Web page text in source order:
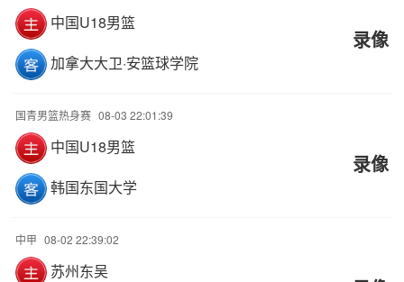
中国U18男篮
加拿大大卫·安篮球学院
录像
国青男篮热身赛 08-03 22:01:39
中国U18男篮
韩国东国大学
录像
中甲 08-02 22:39:02
苏州东吴